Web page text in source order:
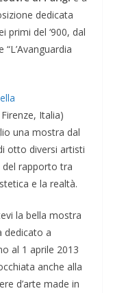
dedicata
primi del ‘900, dal
Italia)
una mostra dal
otto diversi artisti
rapporto tra
e la realtà.
la bella mostra
dedicato a
al 1 aprile 2013
anche alla
d’arte made in